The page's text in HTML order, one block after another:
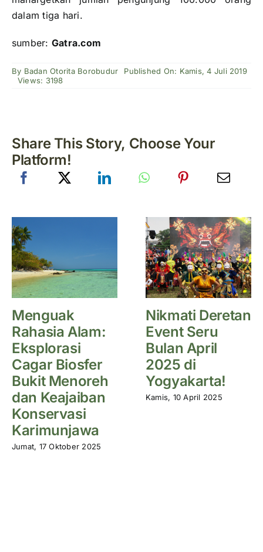
dalam tiga hari.
sumber: Gatra.com
By Badan Otorita Borobudur
Published On: Kamis, 4 Juli 2019
Views: 3198
Share This Story, Choose Your
Platform!
Menguak
Rahasia Alam:
Eksplorasi
Cagar Biosfer
Bukit Menoreh
dan Keajaiban
Konservasi
Karimunjawa
Jumat, 17 Oktober 2025
Nikmati Deretan
Event Seru
Bulan April
2025 di
Yogyakarta!
Kamis, 10 April 2025